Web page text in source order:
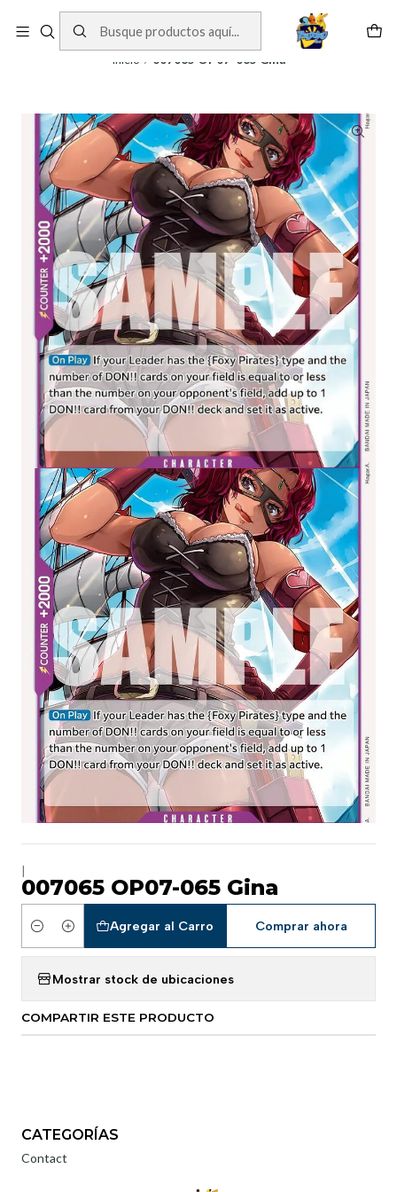
Inicio 007065 OP07-065 Gina
007065 OP07-065 Gina
Cantidad
Agregar al Carro Comprar ahora
Mostrar stock de ubicaciones
COMPARTIR ESTE PRODUCTO
CATEGORÍAS
Contact